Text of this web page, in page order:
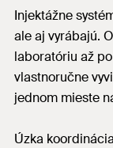
Injektážne
ale aj vyrábajú.
laboratóriu až
vlastnoručne
jednom mieste
Úzka